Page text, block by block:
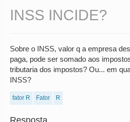
INSS INCIDE?
Sobre o INSS, valor q a empresa
paga, pode ser somado aos
tributaria dos impostos? Ou... em
INSS?
fator R Fator R